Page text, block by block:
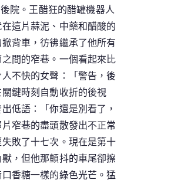
院。王醋狂的醋罐機器人
這片蒜泥、中藥和醋酸的
背車，彷彿繼承了他所有
間的窄巷。一個看起來比
不快的女聲：「警告，後
鍵時刻自動收折的後視
低語：「你還是別看了，
窄巷的盡頭散發出不正常
敗了十七次。現在是第十
，但他那顫抖的車尾卻擦
香糖一樣的綠色光芒。猛